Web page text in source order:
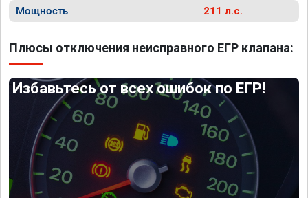
Мощность 211 л.с.
Плюсы отключения неисправного ЕГР клапана:
Избавьтесь от всех ошибок по ЕГР!